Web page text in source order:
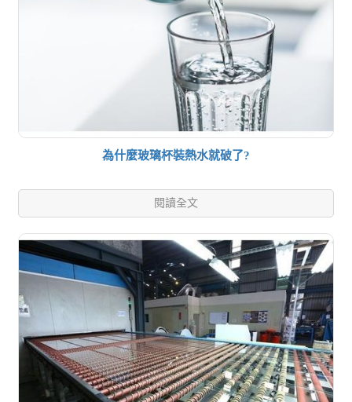
為什麼玻璃杯裝熱水就破了?
閱讀全文